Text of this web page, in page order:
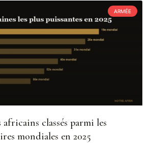
ARMÉE
africains classés parmi les
mondiales en 2025